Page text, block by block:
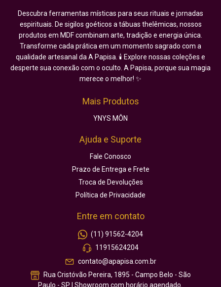
Descubra ferramentas místicas para seus rituais e jornadas
espirituais. De sigilos goéticos a tábuas thelêmicas, nossos
produtos em MDF combinam arte, tradição e energia única.
Transforme cada prática em um momento sagrado com a
qualidade artesanal da A Papisa. 🕯️ Explore nossas coleções e
desperte sua conexão com o oculto. A Papisa, porque sua magia
merece o melhor! ✨
Mais Produtos
YNYS MÔN
Ajuda e Suporte
Fale Conosco
Prazo de Entrega e Frete
Troca de Devoluções
Política de Privacidade
Entre em contato
(11) 91562-4204
11915624204
contato@apapisa.com.br
Rua Cristóvão Pereira, 1895 - Campo Belo - São
Paulo - SP | Showroom com horário agendado.